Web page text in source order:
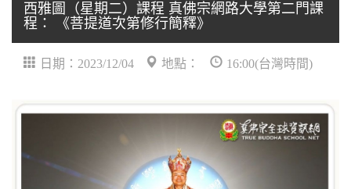
西雅圖（星期二）課程 真佛宗網路大學第二門課
程： 《菩提道次第修行簡釋》
日期：2023/12/04 地點： 16:00(台灣時間)